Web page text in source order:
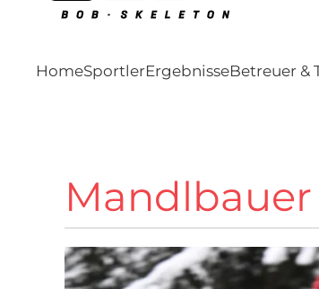
HomeSportlerErgebnisseBetreuer &